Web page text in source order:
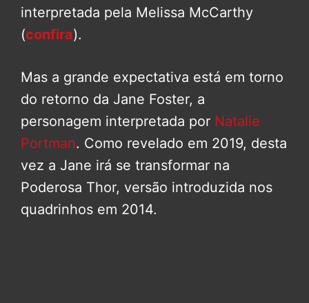
interpretada pela Melissa McCarthy
(confira).
Mas a grande expectativa está em torno
do retorno da Jane Foster, a
personagem interpretada por Natalie
Portman. Como revelado em 2019, desta
vez a Jane irá se transformar na
Poderosa Thor, versão introduzida nos
quadrinhos em 2014.